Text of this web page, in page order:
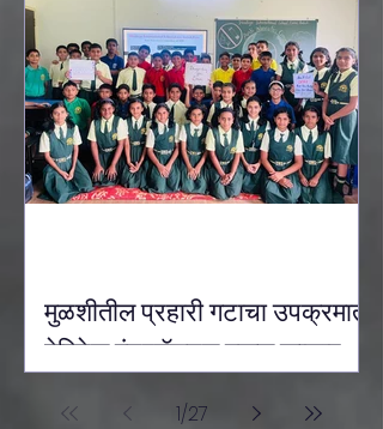
मुळशीतील प्रहारी गटाचा उपक्रमात
हेरिटेज इंटरनॅशनल स्कूल कासार
1/27